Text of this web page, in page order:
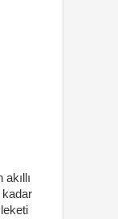
kadar